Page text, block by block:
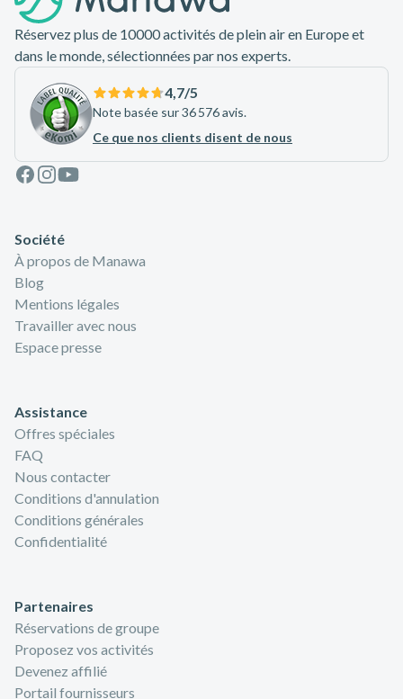
Réservez plus de 10000 activités de plein air en Europe et
dans le monde, sélectionnées par nos experts.
4,7/5
Note basée sur 36 576 avis.
Ce que nos clients disent de nous
Facebook
Instagram
Youtube
Société
À propos de Manawa
Blog
Mentions légales
Travailler avec nous
Espace presse
Assistance
Offres spéciales
FAQ
Nous contacter
Conditions d'annulation
Conditions générales
Confidentialité
Partenaires
Réservations de groupe
Proposez vos activités
Devenez affilié
Portail fournisseurs